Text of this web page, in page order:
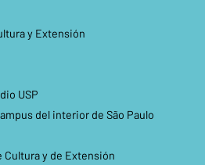
y Extensión
USP
del interior de São Paulo
y de Extensión